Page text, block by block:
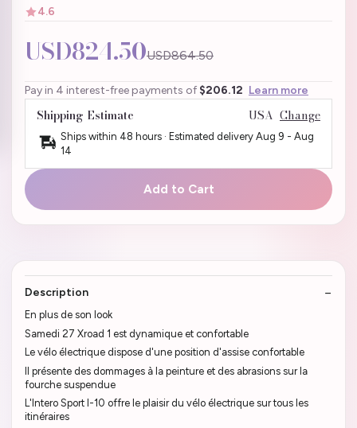
4.6
USD824.50USD864.50
Pay in 4 interest-free payments of $206.12 Learn more
Shipping Estimate USA Change
Ships within 48 hours · Estimated delivery Aug 9 - Aug
14
Add to Cart
Description
En plus de son look
Samedi 27 Xroad 1 est dynamique et confortable
Le vélo électrique dispose d'une position d'assise confortable
Il présente des dommages à la peinture et des abrasions sur la
fourche suspendue
L'Intero Sport I-10 offre le plaisir du vélo électrique sur tous les
itinéraires